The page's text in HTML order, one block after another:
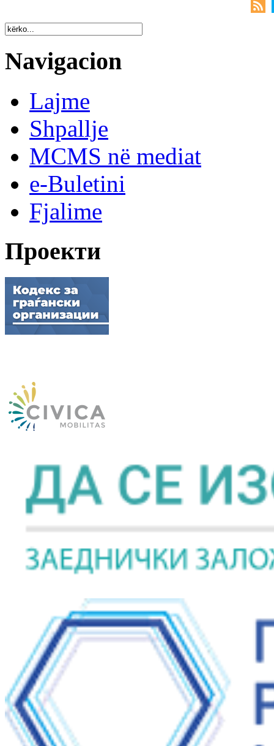
Navigacion
Lajme
Shpallje
MCMS në mediat
e-Buletini
Fjalime
Проекти